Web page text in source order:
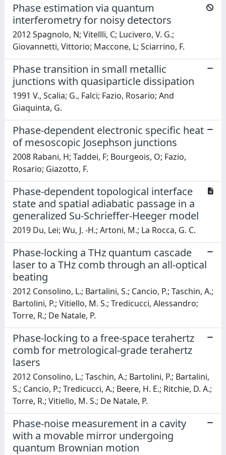
Phase estimation via quantum
interferometry for noisy detectors
2012 Spagnolo, N; Vitellli, C; Lucivero, V. G.;
Giovannetti, Vittorio; Maccone, L; Sciarrino, F.
Phase transition in small metallic
junctions with quasiparticle dissipation
1991 V., Scalia; G., Falci; Fazio, Rosario; And
Giaquinta, G.
Phase-dependent electronic specific heat
of mesoscopic Josephson junctions
2008 Rabani, H; Taddei, F; Bourgeois, O; Fazio,
Rosario; Giazotto, F.
Phase-dependent topological interface
state and spatial adiabatic passage in a
generalized Su-Schrieffer-Heeger model
2019 Du, Lei; Wu, J. -H.; Artoni, M.; La Rocca, G. C.
Phase-locking a THz quantum cascade
laser to a THz comb through an all-optical
beating
2012 Consolino, L.; Bartalini, S.; Cancio, P.; Taschin, A.;
Bartolini, P.; Vitiello, M. S.; Tredicucci, Alessandro;
Torre, R.; De Natale, P.
Phase-locking to a free-space terahertz
comb for metrological-grade terahertz
lasers
2012 Consolino, L.; Taschin, A.; Bartolini, P.; Bartalini,
S.; Cancio, P.; Tredicucci, A.; Beere, H. E.; Ritchie, D. A.;
Torre, R.; Vitiello, M. S.; De Natale, P.
Phase-noise measurement in a cavity
with a movable mirror undergoing
quantum Brownian motion